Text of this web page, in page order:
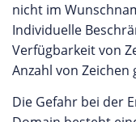
nicht im
Individuelle
Verfügbarkeit von
Anzahl von Zeichen
Die Gefahr bei der